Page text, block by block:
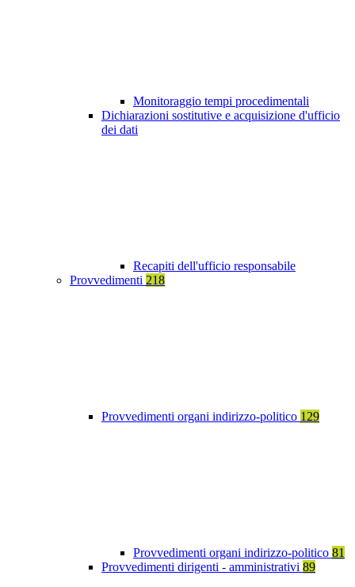
Monitoraggio tempi procedimentali
Dichiarazioni sostitutive e acquisizione d'ufficio
dei dati
Recapiti dell'ufficio responsabile
Provvedimenti 218
Provvedimenti organi indirizzo-politico 129
Provvedimenti organi indirizzo-politico 81
Provvedimenti dirigenti - amministrativi 89